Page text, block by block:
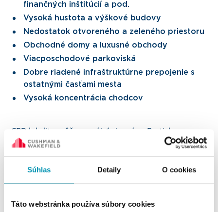
Súhlas Detaily O cookies
Táto webstránka používa súbory cookies
finančných inštitúcií a pod.
Vysoká hustota a výškové budovy
Nedostatok otvoreného a zeleného priestoru
Obchodné domy a luxusné obchody
Viacposchodové parkoviská
Dobre riadené infraštruktúrne prepojenie s
ostatnými časťami mesta
Vysoká koncentrácia chodcov
CBD lokalitu môžeme nájsť aj u nás v Bratislave v
bezprostrednej blízkosti Starého mesta. Je tvorená
prevažne výškovými kancelárskymi, rezidenčnými
budovami, ktorej súčasťou súčasťou sú aj 2 nákupné